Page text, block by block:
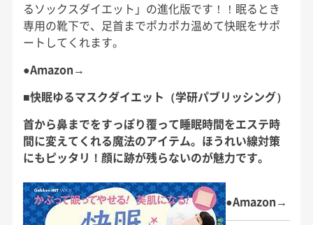
るソックスダイエット」の進化版です！！眠るとき
専用の靴下で、足首までポカポカ温めて快眠をサポ
ートしてくれます。
●Amazon→
■快眠ゆるマスクダイエット（学研パブリッシング）
首から鼻までをすっぽり覆って睡眠時間をエステ時
間に変えてくれる魔法のアイテム。ほうれい線対策
にもピッタリ！顔に跡が残らないのが魅力です。
●Amazon→